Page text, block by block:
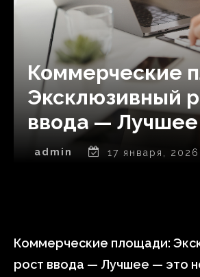
Коммерческие
Эксклюзивный
ввода — Лучшее
admin 17 января, 2026
Коммерческие площади:
рост ввода — Лучшее — это